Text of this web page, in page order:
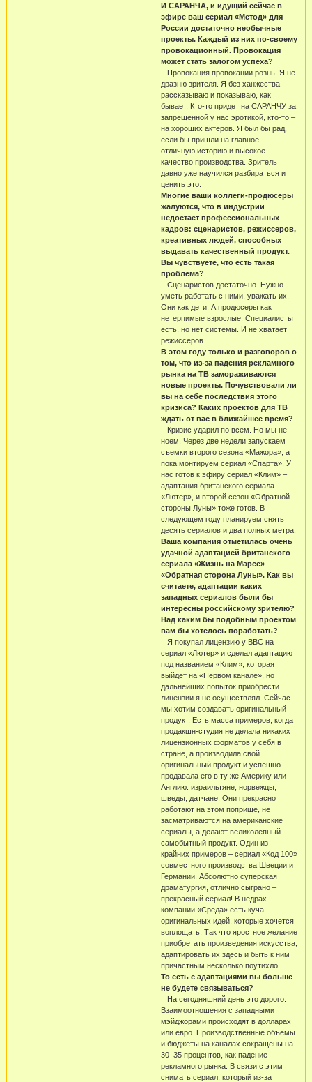
И САРАНЧА, и идущий сейчас в
эфире ваш сериал «Метод» для
России достаточно необычные
проекты. Каждый из них по-своему
провокационный. Провокация
может стать залогом успеха?
Провокация провокации рознь. Я не
дразню зрителя. Я без ханжества
рассказываю и показываю, как
бывает. Кто-то придет на САРАНЧУ за
запрещенной у нас эротикой, кто-то –
на хороших актеров. Я был бы рад,
если бы пришли на главное –
отличную историю и высокое
качество производства. Зритель
давно уже научился разбираться и
ценить это.
Многие ваши коллеги-продюсеры
жалуются, что в индустрии
недостает профессиональных
кадров: сценаристов, режиссеров,
креативных людей, способных
выдавать качественный продукт.
Вы чувствуете, что есть такая
проблема?
Сценаристов достаточно. Нужно
уметь работать с ними, уважать их.
Они как дети. А продюсеры как
нетерпимые взрослые. Специалисты
есть, но нет системы. И не хватает
режиссеров.
В этом году только и разговоров о
том, что из-за падения рекламного
рынка на ТВ замораживаются
новые проекты. Почувствовали ли
вы на себе последствия этого
кризиса? Каких проектов для ТВ
ждать от вас в ближайшее время?
Кризис ударил по всем. Но мы не
ноем. Через две недели запускаем
съемки второго сезона «Мажора», а
пока монтируем сериал «Спарта». У
нас готов к эфиру сериал «Клим» –
адаптация британского сериала
«Лютер», и второй сезон «Обратной
стороны Луны» тоже готов. В
следующем году планируем снять
десять сериалов и два полных метра.
Ваша компания отметилась очень
удачной адаптацией британского
сериала «Жизнь на Марсе»
«Обратная сторона Луны». Как вы
считаете, адаптации каких
западных сериалов были бы
интересны российскому зрителю?
Над каким бы подобным проектом
вам бы хотелось поработать?
Я покупал лицензию у ВВС на
сериал «Лютер» и сделал адаптацию
под названием «Клим», которая
выйдет на «Первом канале», но
дальнейших попыток приобрести
лицензии я не осуществлял. Сейчас
мы хотим создавать оригинальный
продукт. Есть масса примеров, когда
продакшн-студия не делала никаких
лицензионных форматов у себя в
стране, а производила свой
оригинальный продукт и успешно
продавала его в ту же Америку или
Англию: израильтяне, норвежцы,
шведы, датчане. Они прекрасно
работают на этом поприще, не
засматриваются на американские
сериалы, а делают великолепный
самобытный продукт. Один из
крайних примеров – сериал «Код 100»
совместного производства Швеции и
Германии. Абсолютно суперская
драматургия, отлично сыграно –
прекрасный сериал! В недрах
компании «Среда» есть куча
оригинальных идей, которые хочется
воплощать. Так что яростное желание
приобретать произведения искусства,
адаптировать их здесь и быть к ним
причастным несколько поутихло.
То есть с адаптациями вы больше
не будете связываться?
На сегодняшний день это дорого.
Взаимоотношения с западными
мэйджорами происходят в долларах
или евро. Производственные объемы
и бюджеты на каналах сокращены на
30–35 процентов, как падение
рекламного рынка. В связи с этим
снимать сериал, который из-за